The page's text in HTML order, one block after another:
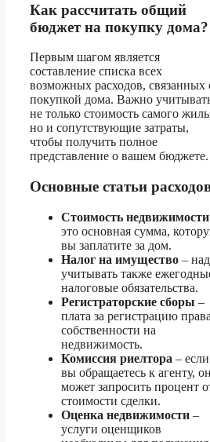
Как рассчитать общий
бюджет на покупку дома?
Первым шагом является
составление списка всех
возможных расходов, связанных
покупкой дома. Важно
не только стоимость самого
но и сопутствующие затраты,
чтобы получить полное
представление о вашем бюджете.
Основные статьи
Стоимость недвижимости
это основная сумма,
вы заплатите за дом.
Налог на имущество –
учитывать также
налоговые обязательства.
Регистраторские сборы –
плата за регистрацию права
собственности на
недвижимость.
Комиссия риелтора – если
вы обращаетесь к агенту, он
может запросить процент
стоимости сделки.
Оценка недвижимости –
услуги оценщиков